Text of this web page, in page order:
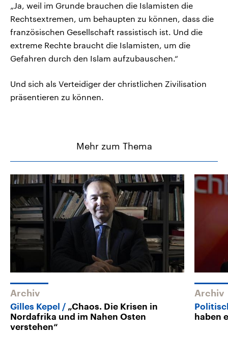
„Ja, weil im Grunde brauchen die Islamisten die
Rechtsextremen, um behaupten zu können, dass die
französischen Gesellschaft rassistisch ist. Und die
extreme Rechte braucht die Islamisten, um die
Gefahren durch den Islam aufzubauschen.“
Und sich als Verteidiger der christlichen Zivilisation
präsentieren zu können.
Mehr zum Thema
Archiv
Gilles Kepel
„Chaos. Die Krisen in
Nordafrika und im Nahen Osten
verstehen“
Archiv
haben